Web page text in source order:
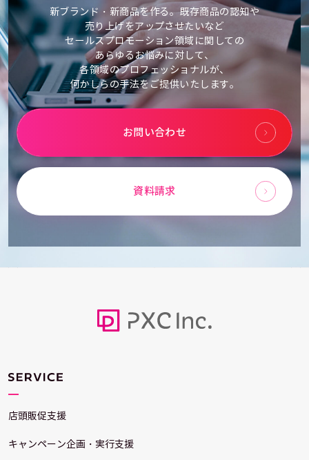
新ブランド・新商品を作る。既存商品の認知や
売り上げをアップさせたいなど
セールスプロモーション領域に関しての
あらゆるお悩みに対して、
各領域のプロフェッショナルが、
何かしらの手法をご提供いたします。
お問い合わせ
資料請求
店頭販促支援
キャンペーン企画・実行支援